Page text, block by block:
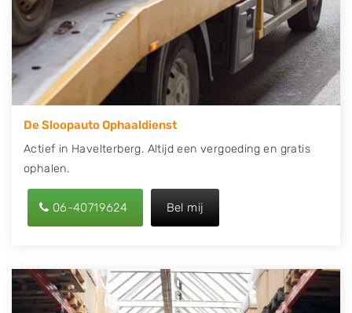
Chevrolet, Citroën, Dacia, Fiat, Ford, Honda, Hyundai,
Kia, Mazda, Mercedes Benz, Mitsubishi, Nissan, Opel,
Peugeot, Porsche, Renault, Seat, Skoda, Suzuki, Tesla,
Toyota, Volkswagen en Volvo.
De Sloopauto Ophaaldienst
Actief in Havelterberg. Altijd een vergoeding en gratis
ophalen.
06-40719624 Bel mij